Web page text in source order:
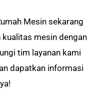
Mesin sekarang
mesin dengan
tim layanan kami
dapatkan informasi